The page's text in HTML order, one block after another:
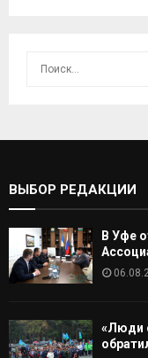
ВЫБОР РЕДАКЦИИ
В Уфе
«Люди